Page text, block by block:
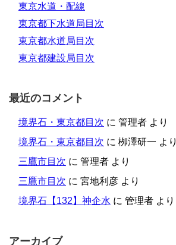
東京水道・配線
東京都下水道局目次
東京都水道局目次
東京都建設局目次
最近のコメント
境界石・東京都目次 に 管理者 より
境界石・東京都目次 に 栁澤研一 より
三鷹市目次 に 管理者 より
三鷹市目次 に 宮地利彦 より
境界石【132】神企水 に 管理者 より
アーカイブ